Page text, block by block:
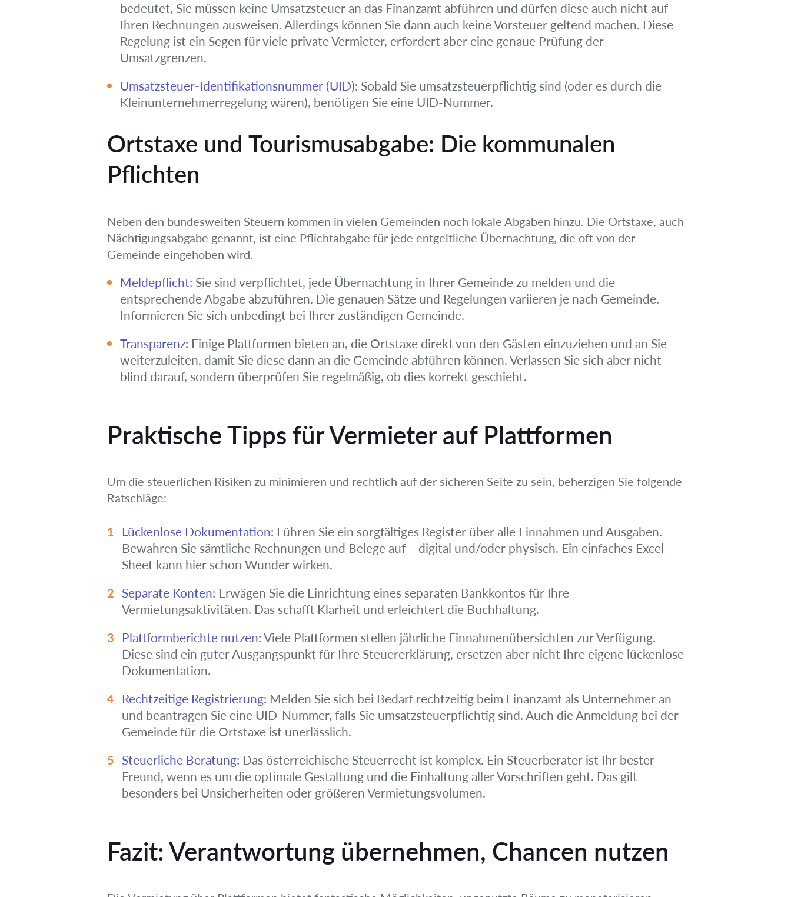
bedeutet, Sie müssen keine Umsatzsteuer an das Finanzamt abführen und dürfen diese auch nicht auf
Ihren Rechnungen ausweisen. Allerdings können Sie dann auch keine Vorsteuer geltend machen. Diese
Regelung ist ein Segen für viele private Vermieter, erfordert aber eine genaue Prüfung der
Umsatzgrenzen.
Umsatzsteuer-Identifikationsnummer (UID): Sobald Sie umsatzsteuerpflichtig sind (oder es durch die
Kleinunternehmerregelung wären), benötigen Sie eine UID-Nummer.
Ortstaxe und Tourismusabgabe: Die kommunalen
Pflichten
Neben den bundesweiten Steuern kommen in vielen Gemeinden noch lokale Abgaben hinzu. Die Ortstaxe, auch
Nächtigungsabgabe genannt, ist eine Pflichtabgabe für jede entgeltliche Übernachtung, die oft von der
Gemeinde eingehoben wird.
Meldepflicht: Sie sind verpflichtet, jede Übernachtung in Ihrer Gemeinde zu melden und die
entsprechende Abgabe abzuführen. Die genauen Sätze und Regelungen variieren je nach Gemeinde.
Informieren Sie sich unbedingt bei Ihrer zuständigen Gemeinde.
Transparenz: Einige Plattformen bieten an, die Ortstaxe direkt von den Gästen einzuziehen und an Sie
weiterzuleiten, damit Sie diese dann an die Gemeinde abführen können. Verlassen Sie sich aber nicht
blind darauf, sondern überprüfen Sie regelmäßig, ob dies korrekt geschieht.
Praktische Tipps für Vermieter auf Plattformen
Um die steuerlichen Risiken zu minimieren und rechtlich auf der sicheren Seite zu sein, beherzigen Sie folgende
Ratschläge:
Lückenlose Dokumentation: Führen Sie ein sorgfältiges Register über alle Einnahmen und Ausgaben.
Bewahren Sie sämtliche Rechnungen und Belege auf – digital und/oder physisch. Ein einfaches Excel-
Sheet kann hier schon Wunder wirken.
Separate Konten: Erwägen Sie die Einrichtung eines separaten Bankkontos für Ihre
Vermietungsaktivitäten. Das schafft Klarheit und erleichtert die Buchhaltung.
Plattformberichte nutzen: Viele Plattformen stellen jährliche Einnahmenübersichten zur Verfügung.
Diese sind ein guter Ausgangspunkt für Ihre Steuererklärung, ersetzen aber nicht Ihre eigene lückenlose
Dokumentation.
Rechtzeitige Registrierung: Melden Sie sich bei Bedarf rechtzeitig beim Finanzamt als Unternehmer an
und beantragen Sie eine UID-Nummer, falls Sie umsatzsteuerpflichtig sind. Auch die Anmeldung bei der
Gemeinde für die Ortstaxe ist unerlässlich.
Steuerliche Beratung: Das österreichische Steuerrecht ist komplex. Ein Steuerberater ist Ihr bester
Freund, wenn es um die optimale Gestaltung und die Einhaltung aller Vorschriften geht. Das gilt
besonders bei Unsicherheiten oder größeren Vermietungsvolumen.
Fazit: Verantwortung übernehmen, Chancen nutzen